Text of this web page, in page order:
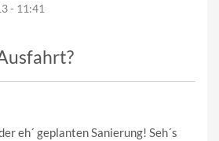
- 11:41
eh´ geplanten Sanierung! Seh´s